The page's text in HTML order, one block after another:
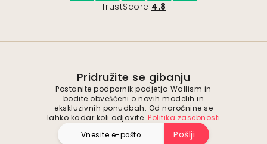
TrustScore 4.8
Pridružite se gibanju
Postanite podpornik podjetja Wallism in
bodite obveščeni o novih modelih in
ekskluzivnih ponudbah. Od naročnine se
lahko kadar koli odjavite. Politika zasebnosti
Pošlji